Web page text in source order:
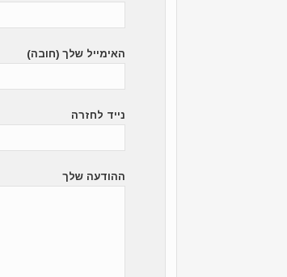
האימייל שלך (חובה)
נייד לחזרה
ההודעה שלך